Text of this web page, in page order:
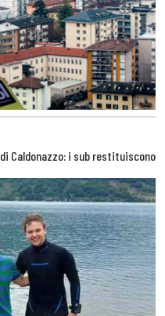
Caldonazzo: i sub restituiscono